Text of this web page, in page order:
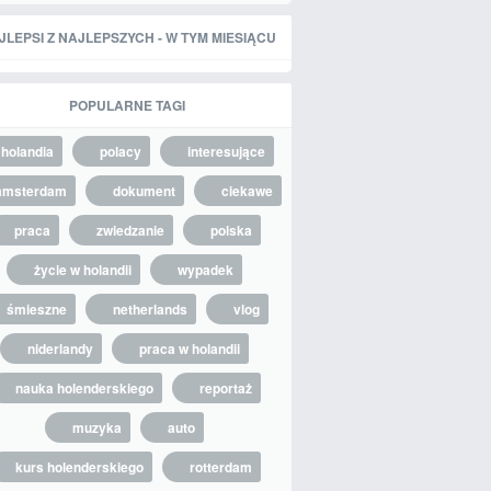
Z NAJLEPSZYCH - W TYM MIESIĄCU
POPULARNE TAGI
holandia polacy
interesujące
dokument
ciekawe
praca
zwiedzanie
polska
życie w holandii
wypadek
śmieszne
netherlands
vlog
niderlandy
praca w holandii
nauka holenderskiego
reportaż
muzyka
auto
kurs holenderskiego
rotterdam